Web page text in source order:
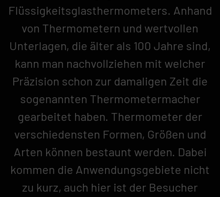
Flüssigkeitsglasthermometers. Anhand
von Thermometern und wertvollen
Unterlagen, die älter als 100 Jahre sind,
kann man nachvollziehen mit welcher
Präzision schon zur damaligen Zeit die
sogenannten Thermometermacher
gearbeitet haben. Thermometer der
verschiedensten Formen, Größen und
Arten können bestaunt werden. Dabei
kommen die Anwendungsgebiete nicht
zu kurz, auch hier ist der Besucher